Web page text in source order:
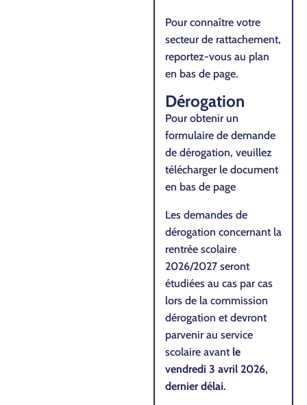
Pour connaître votre
secteur de rattachement,
reportez-vous au plan
en bas de page.
Dérogation
Pour obtenir un
formulaire de demande
de dérogation, veuillez
télécharger le document
en bas de page
Les demandes de
dérogation concernant la
rentrée scolaire
2026/2027 seront
étudiées au cas par cas
lors de la commission
dérogation et devront
parvenir au service
scolaire avant le
vendredi 3 avril 2026,
dernier délai.